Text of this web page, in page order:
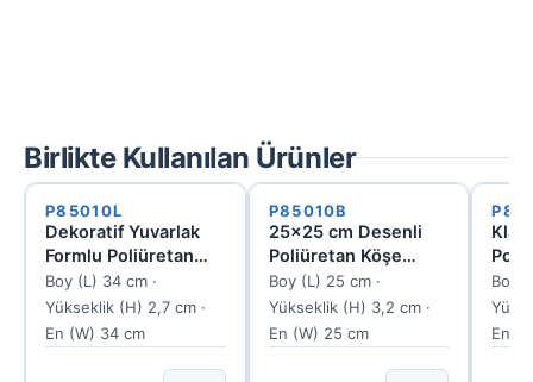
Birlikte Kullanılan Ürünler
P85010L
Dekoratif Yuvarlak
Formlu Poliüretan
Çıta Köşesi
Boy (L) 34 cm ·
Yükseklik (H) 2,7 cm ·
En (W) 34 cm
P85010B
25x25 cm Desenli
Poliüretan Köşe
Çıtası
Boy (L) 25 cm ·
Yükseklik (H) 3,2 cm ·
En (W) 25 cm
Boy
En